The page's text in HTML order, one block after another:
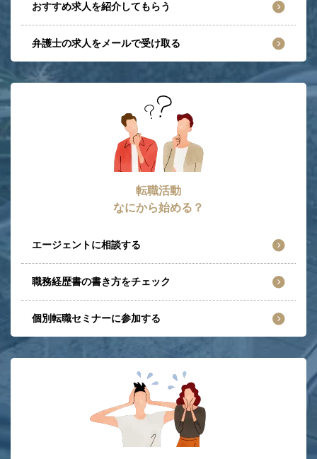
おすすめ求人を紹介してもらう
弁護士の求人をメールで受け取る
転職活動
なにから始める？
エージェントに相談する
職務経歴書の書き方をチェック
個別転職セミナーに参加する